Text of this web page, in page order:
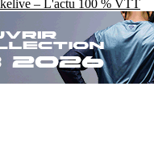
– L'actu 100 % VTT